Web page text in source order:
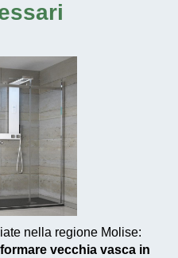
nella regione Molise:
vecchia vasca in